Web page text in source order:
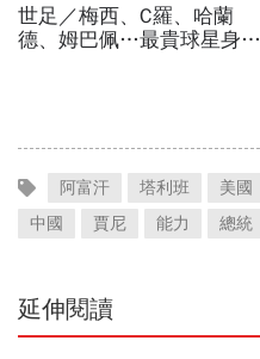
世足／梅西、C羅、哈蘭
德、姆巴佩…最貴球星身價
阿富汗 塔利班 美國
中國
賈尼 能力 總統
延伸閱讀